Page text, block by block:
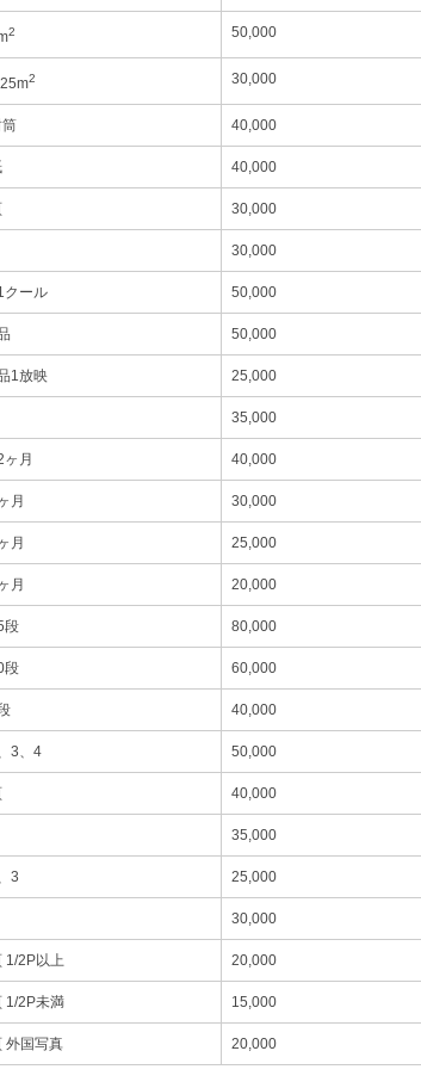
2 50,000
2 30,000
40,000
40,000
30,000
30,000
クール 50,000
50,000
1放映 25,000
35,000
ヶ月 40,000
月 30,000
月 25,000
月 20,000
段 80,000
段 60,000
40,000
3、4 50,000
40,000
35,000
3 25,000
30,000
1/2P以上 20,000
1/2P未満 15,000
外国写真 20,000